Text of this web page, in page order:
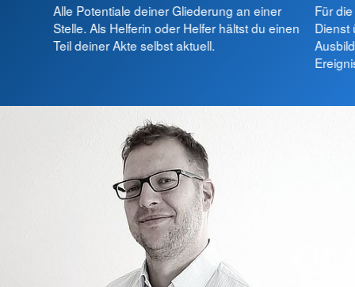
Alle Potentiale deiner Gliederung an einer
Stelle. Als Helferin oder Helfer hältst du einen
Teil deiner Akte selbst aktuell.
Für
Dienst